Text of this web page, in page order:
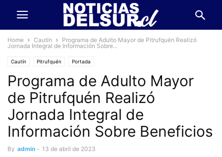
Home Cautín
Programa de Adulto Mayor de Pitrufquén Realizó
Jornada Integral de Información Sobre...
Cautín Pitrufquén Portada
Programa de Adulto Mayor
de Pitrufquén Realizó
Jornada Integral de
Información Sobre Beneficios
By admin - 13 de abril de 2023